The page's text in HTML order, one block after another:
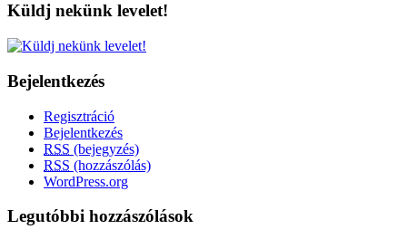
Küldj nekünk levelet!
Bejelentkezés
Regisztráció
Bejelentkezés
RSS (bejegyzés)
RSS (hozzászólás)
WordPress.org
Legutóbbi hozzászólások